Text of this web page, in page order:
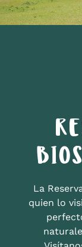
La
quien lo